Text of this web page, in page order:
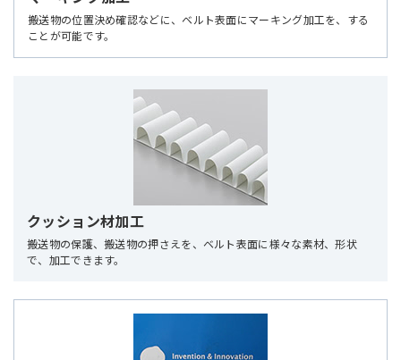
搬送物の位置決め確認などに、ベルト表面にマーキング加工を、する
ことが可能です。
クッション材加工
搬送物の保護、搬送物の押さえを、ベルト表面に様々な素材、形状
で、加工できます。